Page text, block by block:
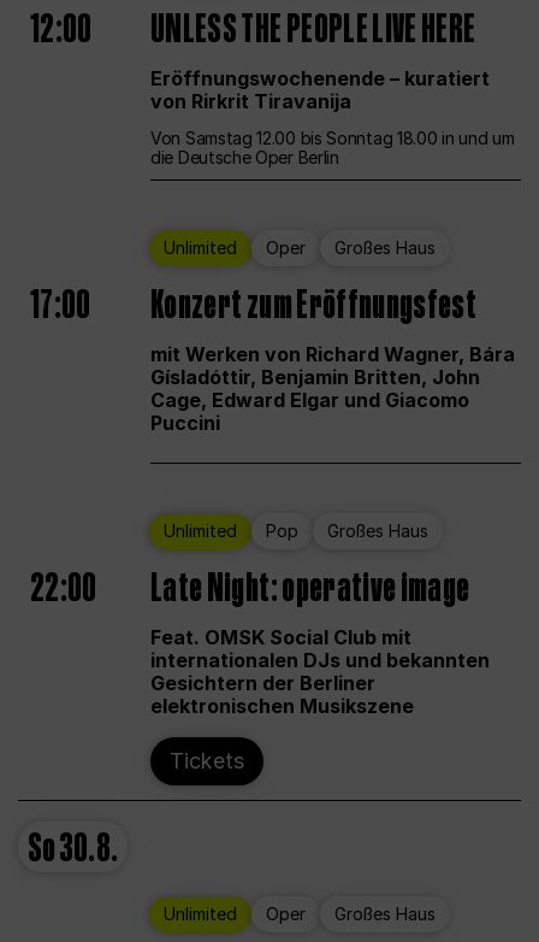
12:00 UNLESS THE PEOPLE LIVE HERE
Eröffnungswochenende – kuratiert
von Rirkrit Tiravanija
Von Samstag 12.00 bis Sonntag 18.00 in und um
die Deutsche Oper Berlin
Unlimited Oper Großes Haus
17:00 Konzert zum Eröffnungsfest
mit Werken von Richard Wagner, Bára
Gísladóttir, Benjamin Britten, John
Cage, Edward Elgar und Giacomo
Puccini
Unlimited Pop Großes Haus
22:00 Late Night: operative image
Feat. OMSK Social Club mit
internationalen DJs und bekannten
Gesichtern der Berliner
elektronischen Musikszene
Tickets
So30.8.
Unlimited Oper Großes Haus